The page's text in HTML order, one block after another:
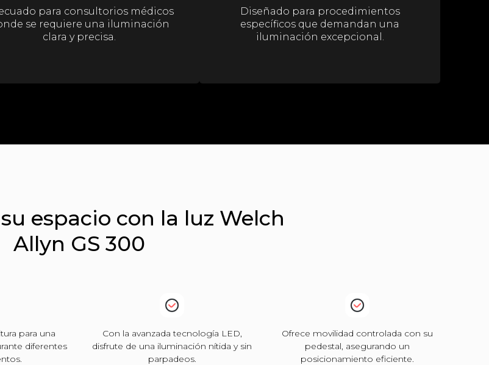
para consultorios médicos
se requiere una iluminación
clara y precisa.
Diseñado para procedimientos
específicos que demandan una
iluminación excepcional.
espacio con la luz Welch
Allyn GS 300
para una
diferentes
Con la avanzada tecnología LED,
disfrute de una iluminación nítida y sin
parpadeos.
Ofrece movilidad controlada con su
pedestal, asegurando un
posicionamiento eficiente.